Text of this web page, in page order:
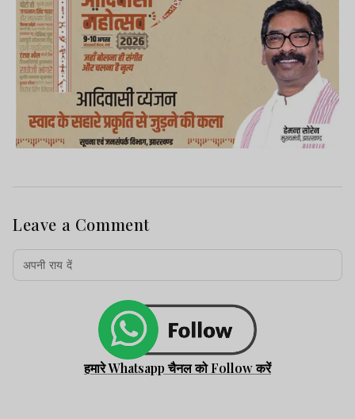
Leave a Comment
हमारे Whatsapp चैनल को Follow करें